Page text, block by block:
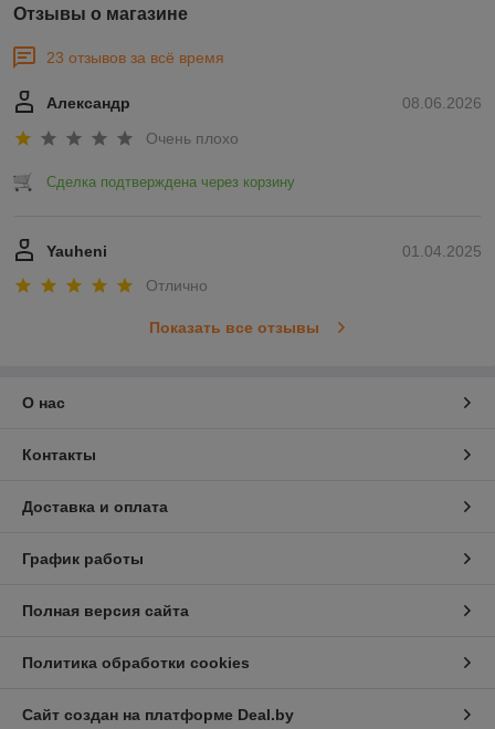
Отзывы о магазине
23 отзывов за всё время
08.06.2026
Александр
Очень плохо
Сделка подтверждена через корзину
01.04.2025
Yauheni
Отлично
Показать все отзывы
О нас
Контакты
Доставка и оплата
График работы
Полная версия сайта
Политика обработки cookies
Сайт создан на платформе Deal.by